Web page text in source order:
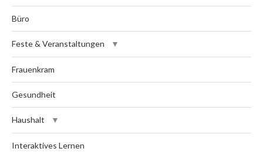
Büro
Feste & Veranstaltungen
Frauenkram
Gesundheit
Haushalt
Interaktives Lernen